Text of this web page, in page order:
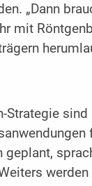
„Dann
mit
Strategie sind
geplant,